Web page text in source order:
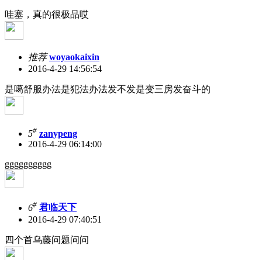
哇塞，真的很极品哎
推荐woyaokaixin
2016-4-29 14:56:54
是噶舒服办法是犯法办法发不发是变三房发奋斗的
5# zanypeng
2016-4-29 06:14:00
gggggggggg
6# 君临天下
2016-4-29 07:40:51
四个首乌藤问题问问